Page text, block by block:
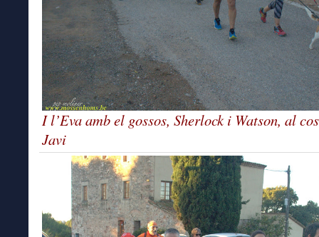
I l’Eva amb el gossos, Sherlock i Watson, al
Javi